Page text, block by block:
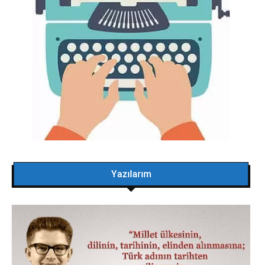
Yazılarım